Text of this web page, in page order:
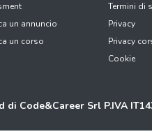
un annuncio
un corso
Termini di
Privacy
Privacy
Cookie
Code&Career Srl P.IVA